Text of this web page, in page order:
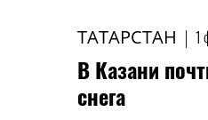
ТАТАРСТАН | 1
В Казани
снега